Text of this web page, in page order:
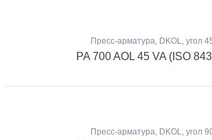
Пресс-арматура, DKOL, угол
PA 700 AOL 45 VA (ISO
Пресс-арматура, DKOL, угол